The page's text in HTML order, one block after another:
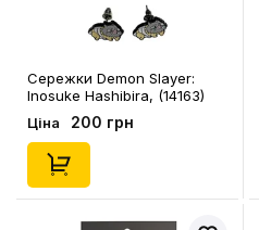
Сережки Demon Slayer:
Inosuke Hashibira, (14163)
Ціна 200 грн